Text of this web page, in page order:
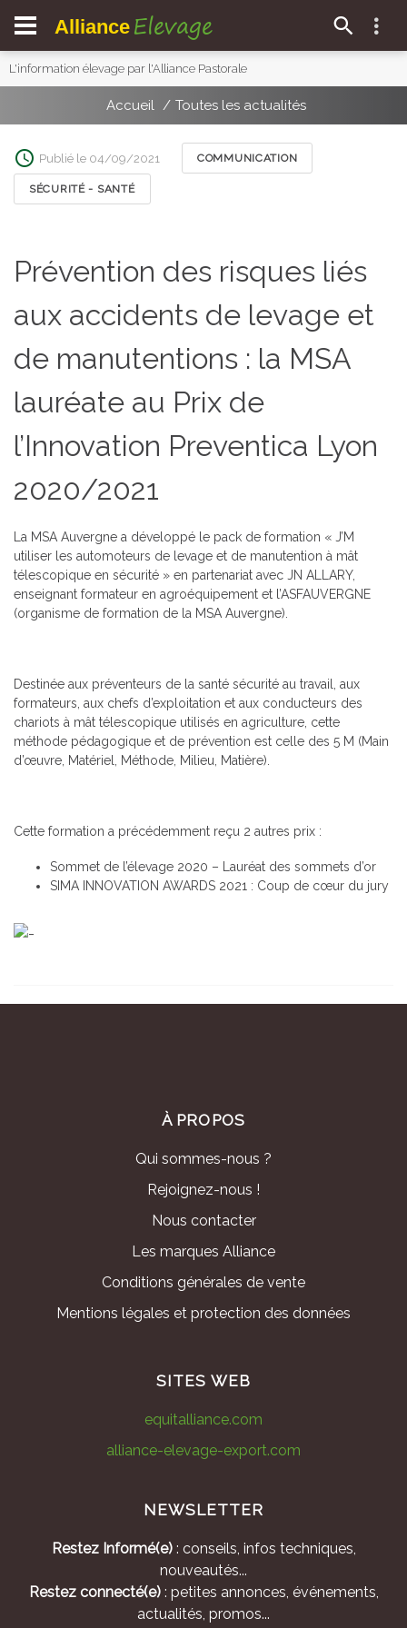
Alliance Elevage
L'information élevage par l'Alliance Pastorale
Accueil Toutes les actualités
Publié le 04/09/2021 COMMUNICATION
SÉCURITÉ - SANTÉ
Prévention des risques liés
aux accidents de levage et
de manutentions : la MSA
lauréate au Prix de
l’Innovation Preventica Lyon
2020/2021
La MSA Auvergne a développé le pack de formation « J’M
utiliser les automoteurs de levage et de manutention à mât
télescopique en sécurité » en partenariat avec JN ALLARY,
enseignant formateur en agroéquipement et l’ASFAUVERGNE
(organisme de formation de la MSA Auvergne).
Destinée aux préventeurs de la santé sécurité au travail, aux
formateurs, aux chefs d’exploitation et aux conducteurs des
chariots à mât télescopique utilisés en agriculture, cette
méthode pédagogique et de prévention est celle des 5 M (Main
d’œuvre, Matériel, Méthode, Milieu, Matière).
Cette formation a précédemment reçu 2 autres prix :
Sommet de l’élevage 2020 – Lauréat des sommets d’or
SIMA INNOVATION AWARDS 2021 : Coup de cœur du jury
À PROPOS
Qui sommes-nous ?
Rejoignez-nous !
Nous contacter
Les marques Alliance
Conditions générales de vente
Mentions légales et protection des données
SITES WEB
equitalliance.com
alliance-elevage-export.com
NEWSLETTER
Restez Informé(e): conseils, infos techniques,
nouveautés...
Restez connecté(e): petites annonces, événements,
actualités, promos...